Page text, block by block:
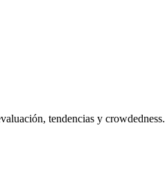
tendencias y crowdedness.